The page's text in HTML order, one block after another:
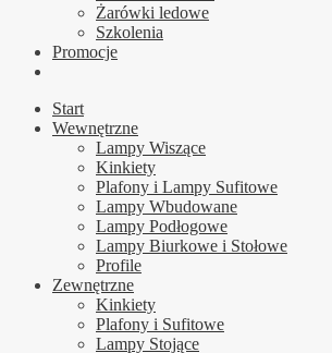
Żarówki ledowe
Szkolenia
Promocje
Start
Wewnętrzne
Lampy Wiszące
Kinkiety
Plafony i Lampy Sufitowe
Lampy Wbudowane
Lampy Podłogowe
Lampy Biurkowe i Stołowe
Profile
Zewnętrzne
Kinkiety
Plafony i Sufitowe
Lampy Stojące